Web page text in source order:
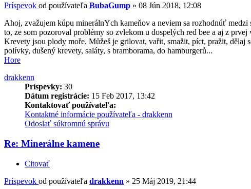
Príspevok od používateľa BubaGump » 08 Jún 2018, 12:08
Ahoj, zvažujem kúpu minerálnYch kameňov a neviem sa rozhodnúť medzi
to, ze som pozoroval problémy so zvlekom u dospelých red bee a aj z
Krevety jsou plody moře. Můžeš je grilovat, vařit, smažit, píct, pražit, dělaj
polívky, dušený krevety, saláty, s bramborama, do hamburgerů...
Hore
drakkenn
Príspevky: 30
Dátum registrácie: 15 Feb 2017, 13:42
Kontaktovať používateľa:
Kontaktné informácie používateľa - drakkenn
Odoslať súkromnú správu
Re: Minerálne kamene
Citovať
Príspevok od používateľa drakkenn » 25 Máj 2019, 21:44